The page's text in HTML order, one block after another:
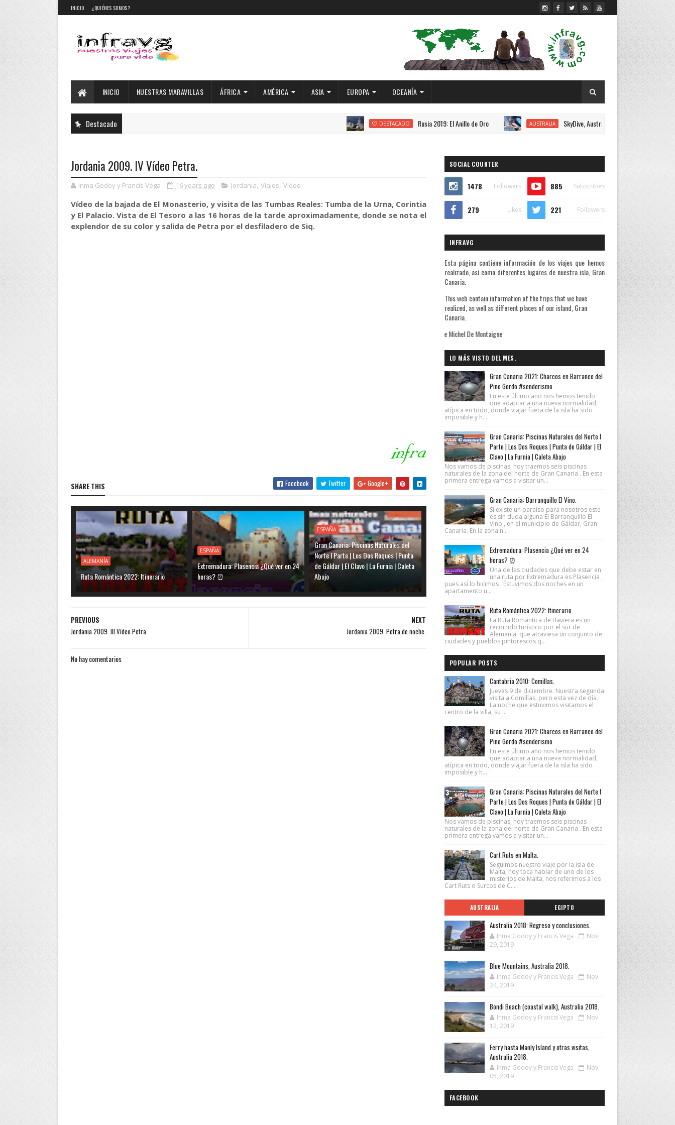
INICIO ¿QUIÉNES SOMOS?
INICIO NUESTRAS MARAVILLAS ÁFRICA AMÉRICA ASIA EUROPA OCEANÍA
Destacado DESTACADO Rusia 2019: El Anillo de Oro AUSTRALIA SkyDive, Australia 2018. AUSTRALIA
Jordania 2009. IV Vídeo Petra.
Inma Godoy y Francis Vega 16 years ago Jordania, Viajes, Vídeo
Vídeo de la bajada de El Monasterio, y visita de las Tumbas Reales: Tumba de la Urna, Corintia
y El Palacio. Vista de El Tesoro a las 16 horas de la tarde aproximadamente, donde se nota el
explendor de su color y salida de Petra por el desfiladero de Siq.
SHARE THIS Facebook Twitter Google+
ALEMANÍA
Ruta Romántica 2022: Itinerario
ESPAÑA
Extremadura: Plasencia ¿Qué ver en 24
horas? ⏰
ESPAÑA
Gran Canaria: Piscinas Naturales del
Norte I Parte | Los Dos Roques | Punta
de Gáldar | El Clavo | La Furnia | Caleta
Abajo
NEXT
Jordania 2009. Petra de noche.
PREVIOUS
Jordania 2009. III Vídeo Petra.
No hay comentarios
SOCIAL COUNTER
1478 Followers 885 Subscribes
279 Likes 221 Followers
INFRAVG
Esta página contiene información de los viajes que hemos
realizado, así como diferentes lugares de nuestra isla, Gran
Canaria.
This web contain information of the trips that we have
realized, as well as different places of our island, Gran
Canaria.
A quienes me preguntan la razón de mis viajes les contesto que sé bien de qué huyo pero ignoro lo que busco. De Michel De Montaigne
LO MÁS VISTO DEL MES.
Gran Canaria 2021: Charcos en Barranco del
Pino Gordo #senderismo
En este último año nos hemos tenido
que adaptar a una nueva normalidad,
atípica en todo, donde viajar fuera de la isla ha sido
imposible y h...
Gran Canaria: Piscinas Naturales del Norte I
Parte | Los Dos Roques | Punta de Gáldar | El
Clavo | La Furnia | Caleta Abajo
Nos vamos de piscinas, hoy traemos seis piscinas
naturales de la zona del norte de Gran Canaria . En esta
primera entrega vamos a visitar un...
Gran Canaria: Barranquillo El Vino.
Si existe un paraíso para nosotros este
es sin duda alguna El Barranquillo El
Vino , en el municipio de Gáldar, Gran
Canaria. En la zona n...
Extremadura: Plasencia ¿Qué ver en 24
horas? ⏰
Una de las ciudades que debe estar en
una ruta por Extremadura es Plasencia ,
pues así lo hicimos . Estuvimos dos noches en un
apartamento u...
Ruta Romántica 2022: Itinerario
La Ruta Romántica de Baviera es un
recorrido turístico por el sur de
Alemania, que atraviesa un conjunto de
ciudades y pueblos pintorescos q...
POPULAR POSTS
Cantabria 2010: Comillas.
Jueves 9 de diciembre. Nuestra segunda
visita a Comillas, pero esta vez de día.
La noche que estuvimos visitamos el
centro de la villa, su ...
Gran Canaria 2021: Charcos en Barranco del
Pino Gordo #senderismo
En este último año nos hemos tenido
que adaptar a una nueva normalidad,
atípica en todo, donde viajar fuera de la isla ha sido
imposible y h...
Gran Canaria: Piscinas Naturales del Norte I
Parte | Los Dos Roques | Punta de Gáldar | El
Clavo | La Furnia | Caleta Abajo
Nos vamos de piscinas, hoy traemos seis piscinas
naturales de la zona del norte de Gran Canaria . En esta
primera entrega vamos a visitar un...
Cart Ruts en Malta.
Seguimos nuestro viaje por la isla de
Malta, hoy toca hablar de uno de los
misterios de Malta, nos referimos a los
Cart Ruts o Surcos de C...
AUSTRALIA EGIPTO
Australia 2018: Regreso y conclusiones.
Inma Godoy y Francis Vega
Nov
29, 2019
Blue Mountains, Australia 2018.
Inma Godoy y Francis Vega
Nov
24, 2019
Bondi Beach (coastal walk), Australia 2018.
Inma Godoy y Francis Vega
Nov
12, 2019
Ferry hasta Manly Island y otras visitas,
Australia 2018.
Inma Godoy y Francis Vega
Nov
05, 2019
FACEBOOK